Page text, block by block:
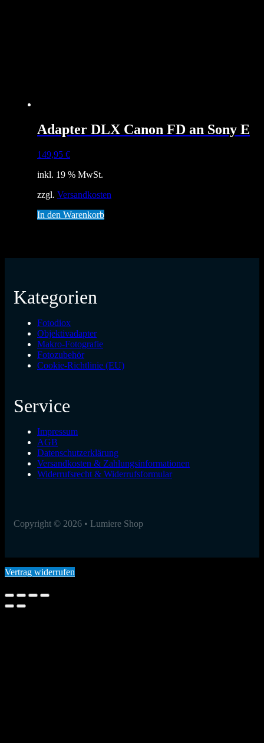
Adapter DLX Canon FD an Sony E
149,95 €
inkl. 19 % MwSt.
zzgl. Versandkosten
In den Warenkorb
Kategorien
Fotodiox
Objektivadapter
Makro-Fotografie
Fotozubehör
Cookie-Richtlinie (EU)
Service
Impressum
AGB
Datenschutzerklärung
Versandkosten & Zahlungsinformationen
Widerrufsrecht & Widerrufsformular
Copyright © 2026 • Lumiere Shop
Vertrag widerrufen